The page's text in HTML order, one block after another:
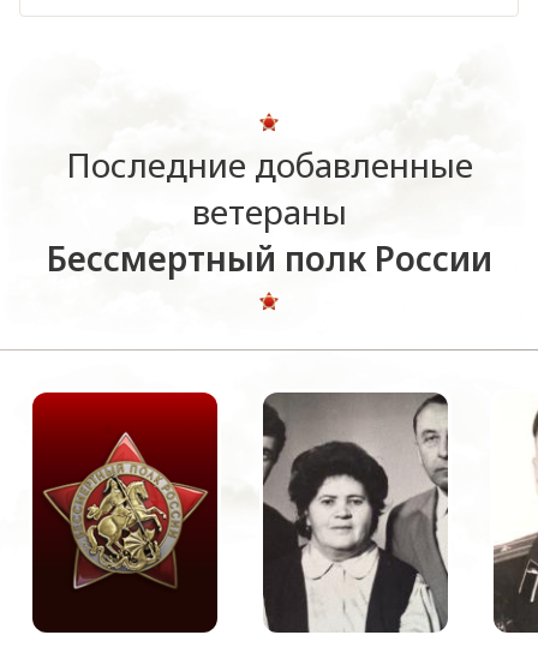
Последние добавленные
ветераны
Бессмертный полк России